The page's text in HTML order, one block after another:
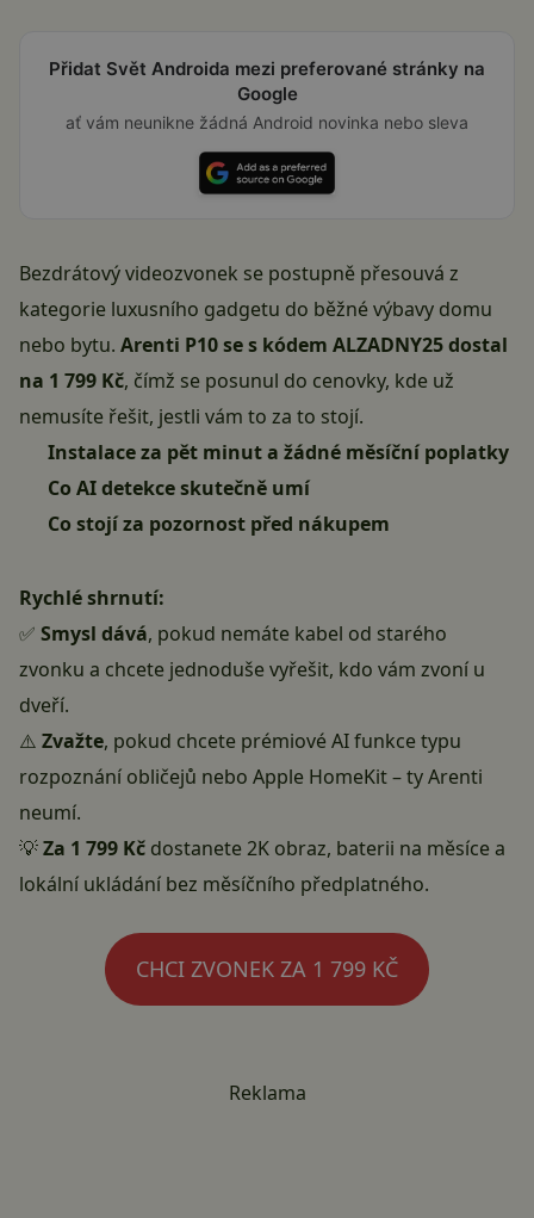
Přidat Svět Androida mezi preferované stránky na
Google
ať vám neunikne žádná Android novinka nebo sleva
Bezdrátový videozvonek se postupně přesouvá z
kategorie luxusního gadgetu do běžné výbavy domu
nebo bytu. Arenti P10 se s kódem ALZADNY25 dostal
na 1 799 Kč, čímž se posunul do cenovky, kde už
nemusíte řešit, jestli vám to za to stojí.
Instalace za pět minut a žádné měsíční poplatky
Co AI detekce skutečně umí
Co stojí za pozornost před nákupem
Rychlé shrnutí:
✅ Smysl dává, pokud nemáte kabel od starého
zvonku a chcete jednoduše vyřešit, kdo vám zvoní u
dveří.
⚠️ Zvažte, pokud chcete prémiové AI funkce typu
rozpoznání obličejů nebo Apple HomeKit – ty Arenti
neumí.
💡Za 1 799 Kč dostanete 2K obraz, baterii na měsíce a
lokální ukládání bez měsíčního předplatného.
CHCI ZVONEK ZA 1 799 KČ
Reklama